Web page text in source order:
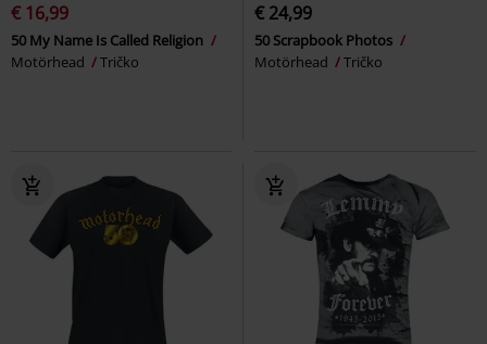
€ 16,99
50 My Name Is Called Religion
Motörhead
Tričko
€ 24,99
50 Scrapbook Photos
Motörhead
Tričko